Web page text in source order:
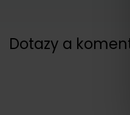
Dotazy a